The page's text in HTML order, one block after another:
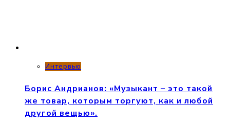
Интервью
Борис Андрианов: «Музыкант – это такой
же товар, которым торгуют, как и любой
другой вещью».